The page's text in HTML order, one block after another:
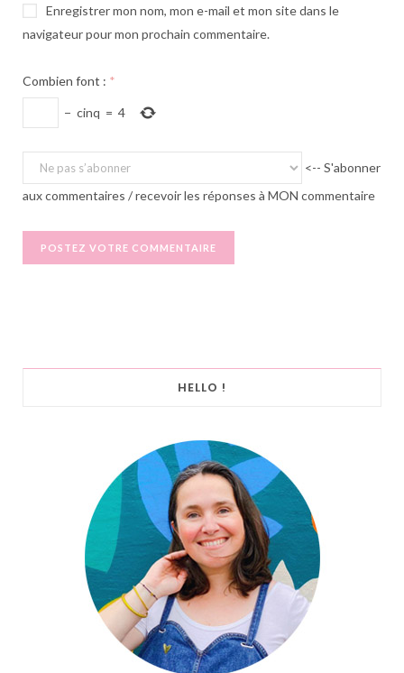
Enregistrer mon nom, mon e-mail et mon site dans le
navigateur pour mon prochain commentaire.
Combien font : *
− cinq = 4
<-- S'abonner
aux commentaires / recevoir les réponses à MON commentaire
HELLO !